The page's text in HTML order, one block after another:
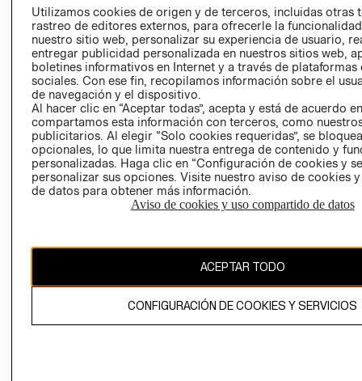
COOKIES
LIBRO DE
Ecuador ($)
CAMBIAR REGIÓN
El contenido de esta página web está protegido por copyright y es
propiedad de H&M Hennes & Mauritz AB.
Utilizamos cookies de origen y de terceros, incluidas otras
rastreo de editores externos, para ofrecerle la
nuestro sitio web, personalizar su experiencia de usuario,
entregar publicidad personalizada en nuestros sitios web,
boletines informativos en Internet y a través de plataformas
sociales. Con ese fin, recopilamos información sobre el
de navegación y el dispositivo.
Al hacer clic en “Aceptar todas”, acepta y está de acuerdo
compartamos esta información con terceros, como
publicitarios. Al elegir “Solo cookies requeridas”, se
opcionales, lo que limita nuestra entrega de contenido y
personalizadas. Haga clic en “Configuración de cookies y
personalizar sus opciones. Visite nuestro aviso de cookies
de datos para obtener más información.
Aviso de cookies y uso compartido de datos
ACEPTAR TODO
CONFIGURACIÓN DE COOKIES Y SERVICIOS